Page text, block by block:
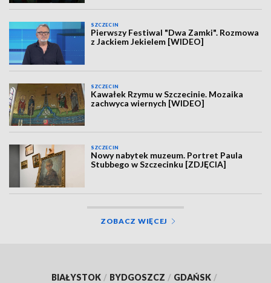
SZCZECIN
Pierwszy Festiwal "Dwa Zamki". Rozmowa
z Jackiem Jekielem [WIDEO]
SZCZECIN
Kawałek Rzymu w Szczecinie. Mozaika
zachwyca wiernych [WIDEO]
SZCZECIN
Nowy nabytek muzeum. Portret Paula
Stubbego w Szczecinku [ZDJĘCIA]
ZOBACZ WIĘCEJ
BIAŁYSTOK / BYDGOSZCZ / GDAŃSK /